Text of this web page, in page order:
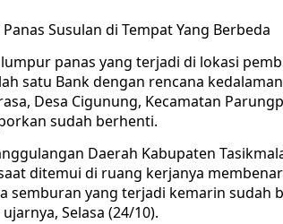
Susulan di Tempat Yang Berbeda
panas yang terjadi di lokasi
satu Bank dengan rencana
Desa Cigunung, Kecamatan
sudah berhenti.
Daerah Kabupaten
ditemui di ruang kerjanya
semburan yang terjadi kemarin sudah
Selasa (24/10).